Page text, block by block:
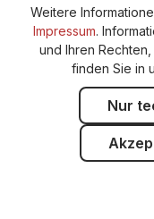
Weitere
Impressum.
und Ihren
finden Sie in
Nur